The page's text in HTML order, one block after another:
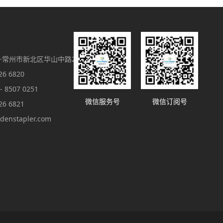
常州市新北区华山中路26号B座
6820
8507 0251
6821
微信服务号 微信订阅号